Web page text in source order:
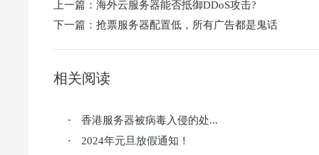
上一篇： 海外云服务器能否抵御DDoS攻击?
下一篇： 抢票服务器配置低，所有广告都是鬼话
相关阅读
· 香港服务器被病毒入侵的处...
· 2024年元旦放假通知！